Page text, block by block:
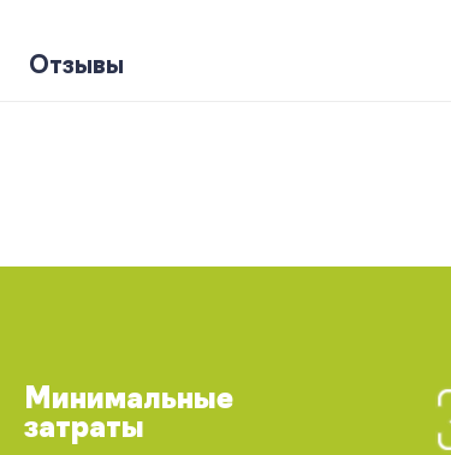
Отзывы
Минимальные
затраты